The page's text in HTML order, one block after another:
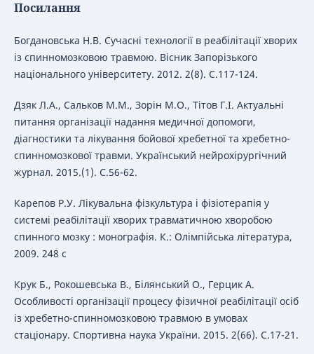
Посилання
Богдановська Н.В. Сучасні технології в реабілітації хворих
із спинномозковою травмою. Вісник Запорізького
національного університету. 2012. 2(8). С.117-124.
Дзяк Л.А., Сальков М.М., Зорін М.О., Тітов Г.І. Актуальні
питання організації надання медичної допомоги,
діагностики та лікування бойової хребетної та хребетно-
спинномозкової травми. Український нейрохірургічний
журнал. 2015.(1). С.56-62.
Карепов Р.У. Лікувальна фізкультура і фізіотерапія у
системі реабілітації хворих травматичною хворобою
спинного мозку : монографія. К.: Олімпійська література,
2009. 248 с
Крук Б., Рокошевська В., Білянський О., Герцик А.
Особливості організації процесу фізичної реабілітації осіб
із хребетно-спинномозковою травмою в умовах
стаціонару. Спортивна наука України. 2015. 2(66). С.17-21.